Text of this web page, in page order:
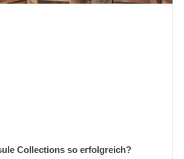
Collections so erfolgreich?